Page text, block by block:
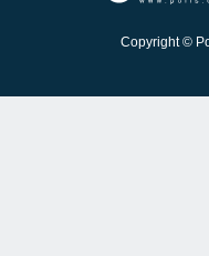
Copyright ©